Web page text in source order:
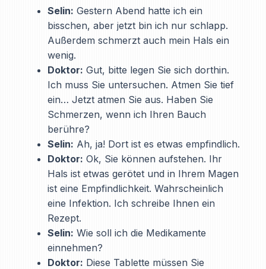
Selin: Gestern Abend hatte ich ein
bisschen, aber jetzt bin ich nur schlapp.
Außerdem schmerzt auch mein Hals ein
wenig.
Doktor: Gut, bitte legen Sie sich dorthin.
Ich muss Sie untersuchen. Atmen Sie tief
ein… Jetzt atmen Sie aus. Haben Sie
Schmerzen, wenn ich Ihren Bauch
berühre?
Selin: Ah, ja! Dort ist es etwas empfindlich.
Doktor: Ok, Sie können aufstehen. Ihr
Hals ist etwas gerötet und in Ihrem Magen
ist eine Empfindlichkeit. Wahrscheinlich
eine Infektion. Ich schreibe Ihnen ein
Rezept.
Selin: Wie soll ich die Medikamente
einnehmen?
Doktor: Diese Tablette müssen Sie